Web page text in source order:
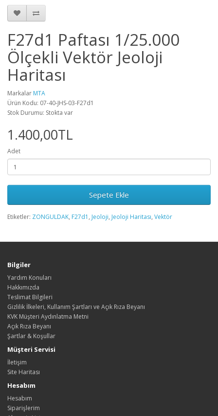
F27d1 Paftası 1/25.000
Ölçekli Vektör Jeoloji
Haritası
Markalar MTA
Ürün Kodu: 07-40-JHS-03-F27d1
Stok Durumu: Stokta var
1.400,00TL
Adet
Sepete Ekle
Etiketler: ZONGULDAK, F27d1 , Jeoloji, Jeoloji Haritası, Vektör
Bilgiler
Yardım Konuları
Hakkımızda
Teslimat Bilgileri
Gizlilik İlkeleri, Kullanım Şartları ve Açık Rıza Beyanı
KVK Müşteri Aydınlatma Metni
Açık Rıza Beyanı
Şartlar & Koşullar
Müşteri Servisi
İletişim
Site Haritası
Hesabım
Hesabım
Siparişlerim